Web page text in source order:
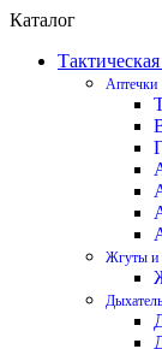
Каталог
Аптечки
Жгуты и